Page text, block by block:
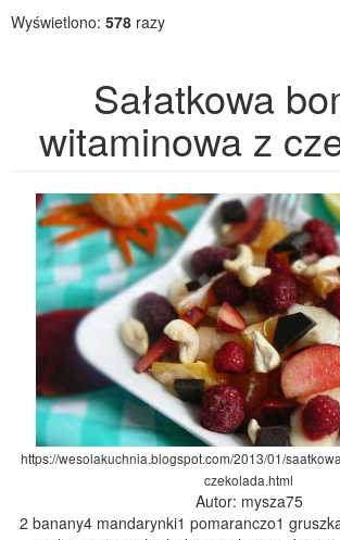
Wyświetlono: 578 razy
Sałatkowa
witaminowa z
https://wesolakuchnia.blogspot.com/2013/01/
czekolada.html
Autor: mysza75
2 banany4 mandarynki1 pomaranczo1